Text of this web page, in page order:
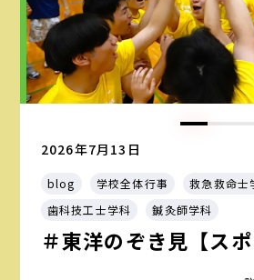
2026年7月13日
blog 学校全体行事
救急救命士
歯科技工士学科
鍼灸師学科
＃東洋のぞき見【スポ